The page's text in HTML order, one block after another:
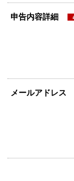
申告内容詳細
メールアドレス